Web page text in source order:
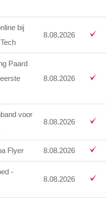
bij
8.08.2026
Paard
8.08.2026
voor
8.08.2026
Flyer 8.08.2026
-
8.08.2026